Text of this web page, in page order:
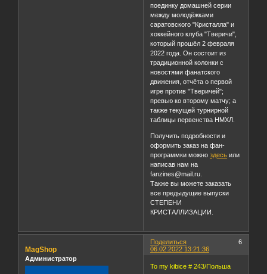
приурочен ко второму
поединку домашней серии
между молодёжками
саратовского "Кристалла" и
хоккейного клуба "Тверичи",
который прошёл 2 февраля
2022 года. Он состоит из
традиционной колонки с
новостями фанатского
движения, отчёта о первой
игре против "Тверичей";
превью ко второму матчу; а
также текущей турнирной
Получить подробности и
оформить заказ на фан-
программки можно
написав нам на
fanzines@mail.ru.
Также вы можете заказать
все предыдущие выпуски
СТЕПЕНИ
Поделиться
MagShop
Администратор